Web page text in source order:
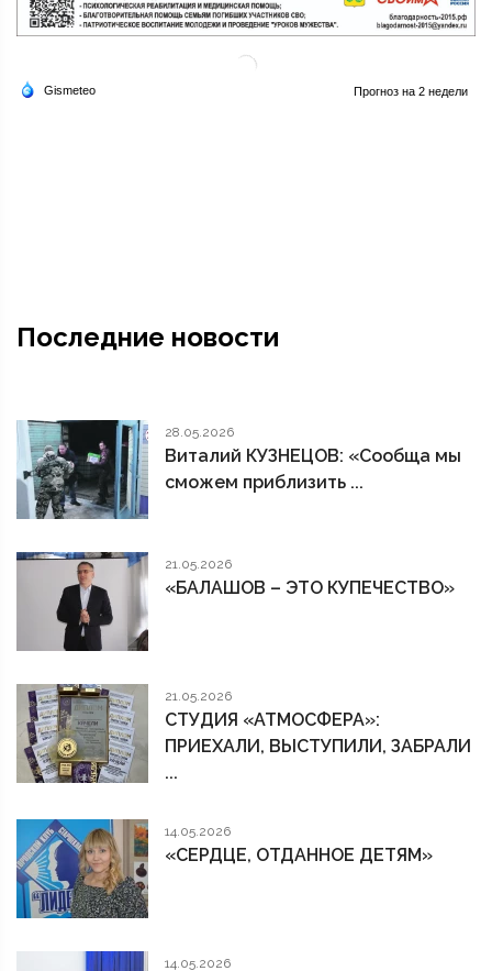
Последние новости
28.05.2026
Виталий КУЗНЕЦОВ: «Сообща мы
сможем приблизить ...
21.05.2026
«БАЛАШОВ – ЭТО КУПЕЧЕСТВО»
21.05.2026
СТУДИЯ «АТМОСФЕРА»:
ПРИЕХАЛИ, ВЫСТУПИЛИ, ЗАБРАЛИ
...
14.05.2026
«СЕРДЦЕ, ОТДАННОЕ ДЕТЯМ»
14.05.2026